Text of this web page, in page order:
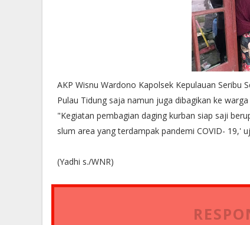
AKP Wisnu Wardono Kapolsek Kepulauan Seribu
Pulau Tidung saja namun juga dibagikan ke
"Kegiatan pembagian daging kurban siap saji
slum area yang terdampak pandemi COVID- 19,'
(Yadhi s./WNR)